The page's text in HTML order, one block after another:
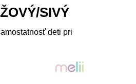
SIVÝ
deti pri